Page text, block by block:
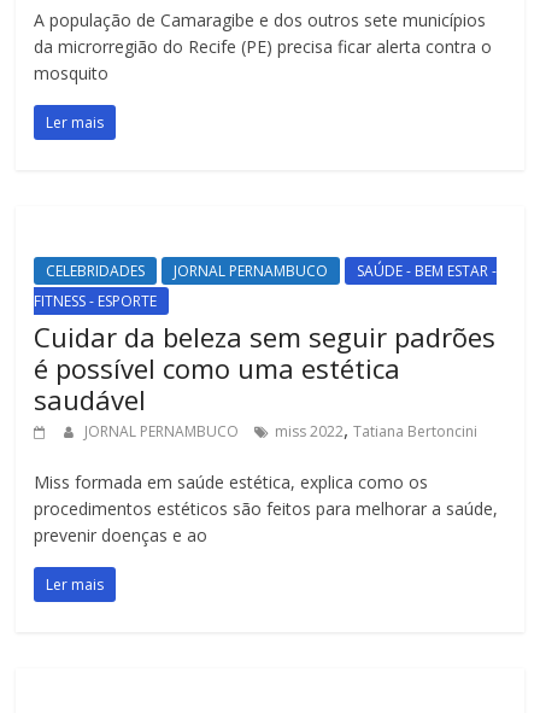
A população de Camaragibe e dos outros sete municípios
da microrregião do Recife (PE) precisa ficar alerta contra o
mosquito
Ler mais
CELEBRIDADES JORNAL PERNAMBUCO
SAÚDE - BEM ESTAR -
FITNESS - ESPORTE
Cuidar da beleza sem seguir padrões
é possível como uma estética
saudável
JORNAL PERNAMBUCO miss 2022,Tatiana Bertoncini
Miss formada em saúde estética, explica como os
procedimentos estéticos são feitos para melhorar a saúde,
prevenir doenças e ao
Ler mais